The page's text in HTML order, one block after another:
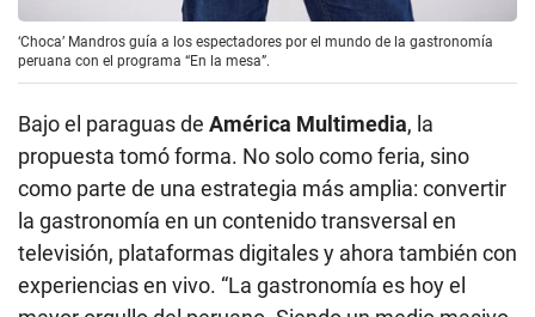
‘Choca’ Mandros guía a los espectadores por el mundo de la gastronomía
peruana con el programa “En la mesa”.
Bajo el paraguas de América Multimedia, la
propuesta tomó forma. No solo como feria, sino
como parte de una estrategia más amplia: convertir
la gastronomía en un contenido transversal en
televisión, plataformas digitales y ahora también con
experiencias en vivo. “La gastronomía es hoy el